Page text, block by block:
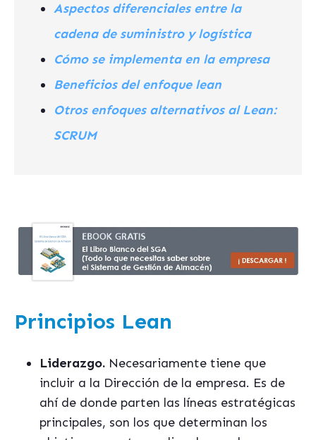
Aspectos diferenciales entre la
cadena de suministro y logística
Cómo se implementa en la empresa
Beneficios del enfoque lean
Otros enfoques alternativos al Lean:
SCRUM
Principios Lean
Liderazgo. Necesariamente tiene que
incluir a la Dirección de la empresa. Es de
ahí de donde parten las líneas estratégicas
principales, son los que determinan los